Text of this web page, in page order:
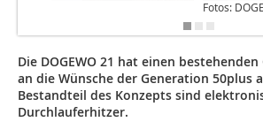
Fotos:
Die DOGEWO 21 hat einen
an die Wünsche der Generation 50plus
Bestandteil des Konzepts sind
Durchlauferhitzer.